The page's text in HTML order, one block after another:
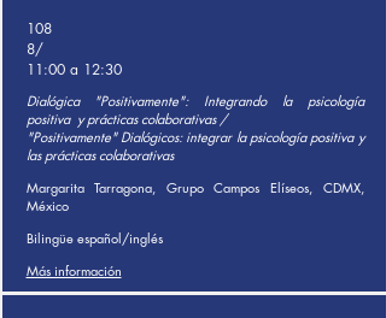
108
8/
11:00 a 12:30
Dialógica "Positivamente": Integrando la psicología
positiva y prácticas colaborativas /
"Positivamente" Dialógicos: integrar la psicología positiva y
las prácticas colaborativas
Margarita Tarragona, Grupo Campos Elíseos, CDMX,
México
Bilingüe español/inglés
Más información